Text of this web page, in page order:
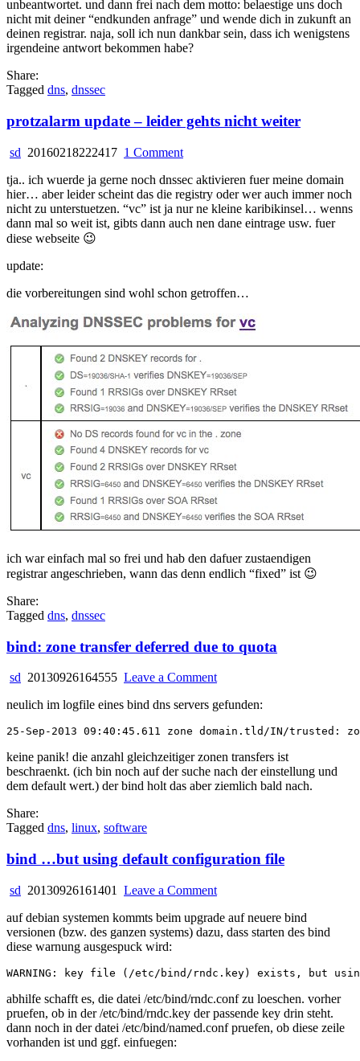
unbeantwortet. und dann frei nach dem motto: belaestige uns doch
nicht mit deiner “endkunden anfrage” und wende dich in zukunft an
deinen registrar. naja, soll ich nun dankbar sein, dass ich wenigstens
irgendeine antwort bekommen habe?
Share:
Tagged dns, dnssec
protzalarm update – leider gehts nicht weiter
sd 20160218222417 1 Commenton
update
–
leider
gehts
tja.. ich wuerde ja gerne noch dnssec aktivieren fuer meine domain
hier… aber leider scheint das die registry oder wer auch immer noch
nicht zu unterstuetzen. “vc” ist ja nur ne kleine karibikinsel… wenns
dann mal so weit ist, gibts dann auch nen dane eintrage usw. fuer
diese webseite 😉
update:
die vorbereitungen sind wohl schon getroffen…
ich war einfach mal so frei und hab den dafuer zustaendigen
registrar angeschrieben, wann das denn endlich “fixed” ist 😉
Share:
Tagged dns, dnssec
bind: zone transfer deferred due to quota
sd 20130926164555 Leave a Commenton
zone
deferred
to
quota
neulich im logfile eines bind dns servers gefunden:
keine panik! die anzahl gleichzeitiger zonen transfers ist
beschraenkt. (ich bin noch auf der suche nach der einstellung und
dem default wert.) der bind holt das aber ziemlich bald nach.
Share:
Tagged dns, linux, software
bind …but using default configuration file
sd 20130926161401 Leave a Commenton
…
but
configuration
auf debian systemen kommts beim upgrade auf neuere bind
versionen (bzw. des ganzen systems) dazu, dass starten des bind
diese warnung ausgespuck wird:
abhilfe schafft es, die datei /etc/bind/rndc.conf zu loeschen. vorher
pruefen, ob in der /etc/bind/rndc.key der passende key drin steht.
dann noch in der datei /etc/bind/named.conf pruefen, ob diese zeile
vorhanden ist und ggf. einfuegen: